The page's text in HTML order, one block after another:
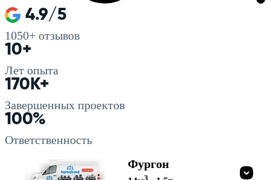
4.9/5
1050+ отзывов
10+
Лет опыта
170K+
Завершенных проектов
100%
Ответственность
Фургон
3